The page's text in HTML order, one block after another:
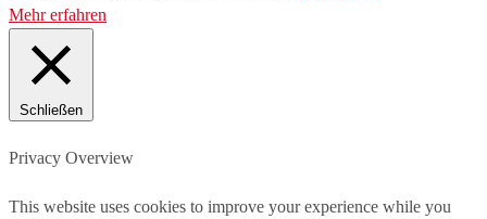
Mehr erfahren
Schließen
Privacy Overview
This website uses cookies to improve your experience while you